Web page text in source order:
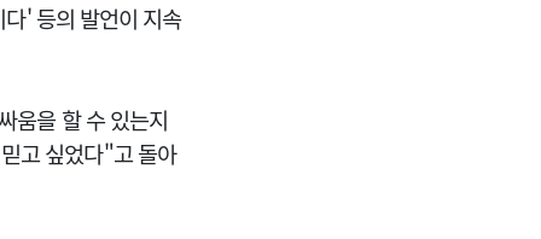
' 등의 발언이 지속
움을 할 수 있는지
고 싶었다"고 돌아